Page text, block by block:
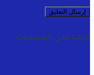
تابعنا على الفايسبوك